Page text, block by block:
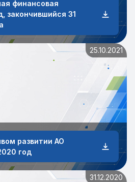
финансовая
закончившийся 31
25.10.2021
развитии АО
год
31.12.2020